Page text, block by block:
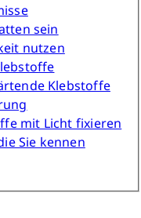
sein
nutzen
Klebstoffe
mit Licht fixieren
Sie kennen